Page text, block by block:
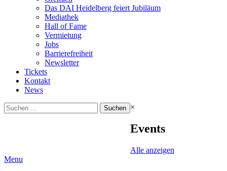
Das DAI Heidelberg feiert Jubiläum
Mediathek
Hall of Fame
Vermietung
Jobs
Barrierefreiheit
Newsletter
Tickets
Kontakt
News
Suchen
nach:
×
Events
Alle anzeigen
Menu